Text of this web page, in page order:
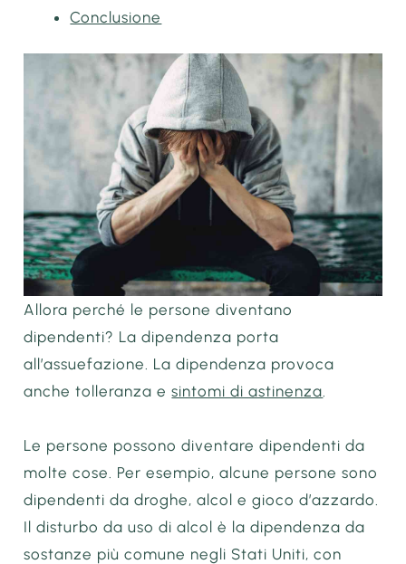
Conclusione
Allora perché le persone diventano
dipendenti? La dipendenza porta
all’assuefazione. La dipendenza provoca
anche tolleranza esintomi di astinenza.
Le persone possono diventare dipendenti da
molte cose. Per esempio, alcune persone sono
dipendenti da droghe, alcol e gioco d’azzardo.
Il disturbo da uso di alcol è la dipendenza da
sostanze più comune negli Stati Uniti, con